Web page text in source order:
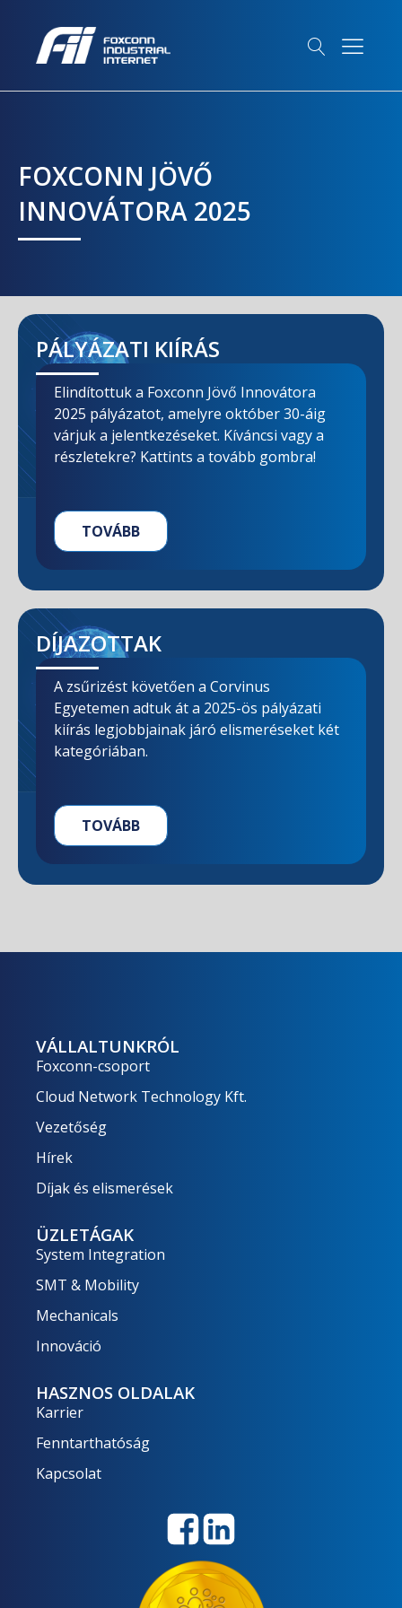
FOXCONN JÖVŐ
INNOVÁTORA 2025
PÁLYÁZATI KIÍRÁS
Elindítottuk a Foxconn Jövő Innovátora
2025 pályázatot, amelyre október 30-áig
várjuk a jelentkezéseket. Kíváncsi vagy a
részletekre? Kattints a tovább gombra!
TOVÁBB
DÍJAZOTTAK
A zsűrizést követően a Corvinus
Egyetemen adtuk át a 2025-ös pályázati
kiírás legjobbjainak járó elismeréseket két
kategóriában.
TOVÁBB
VÁLLALTUNKRÓL
Foxconn-csoport
Cloud Network Technology Kft.
Vezetőség
Hírek
Díjak és elismerések
ÜZLETÁGAK
System Integration
SMT & Mobility
Mechanicals
Innováció
HASZNOS OLDALAK
Karrier
Fenntarthatóság
Kapcsolat